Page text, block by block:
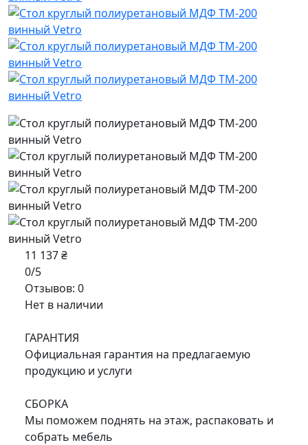
11 137 ₴
0/5
Отзывов: 0
Нет в наличии
ГАРАНТИЯ
Официальная гарантия на предлагаемую
продукцию и услуги
СБОРКА
Мы поможем поднять на этаж, распаковать и
собрать мебель